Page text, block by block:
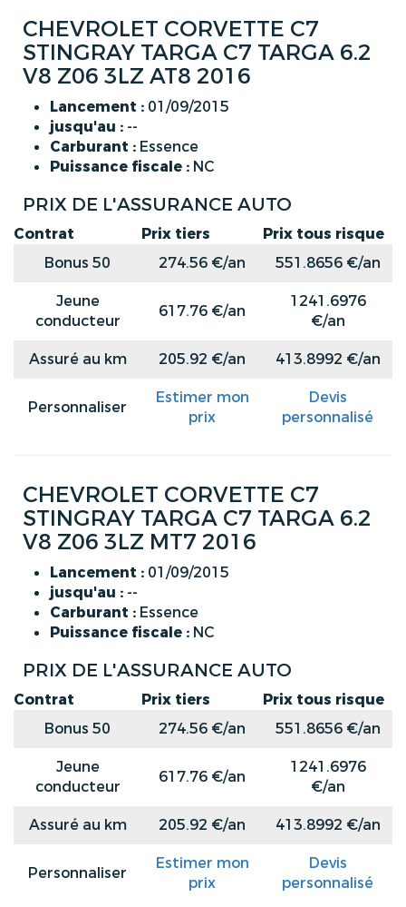
CHEVROLET CORVETTE C7
STINGRAY TARGA C7 TARGA 6.2
V8 Z06 3LZ AT8 2016
Lancement : 01/09/2015
jusqu'au : --
Carburant : Essence
Puissance fiscale : NC
PRIX DE L'ASSURANCE AUTO
Contrat Prix tiers
Prix tous risque
Bonus 50
274.56 €/an
551.8656 €/an
Jeune
conducteur
617.76 €/an
1241.6976
€/an
Assuré au km
205.92 €/an 413.8992 €/an
Personnaliser
Estimer mon
prix
Devis
personnalisé
CHEVROLET CORVETTE C7
STINGRAY TARGA C7 TARGA 6.2
V8 Z06 3LZ MT7 2016
Lancement : 01/09/2015
jusqu'au : --
Carburant : Essence
Puissance fiscale : NC
PRIX DE L'ASSURANCE AUTO
Contrat Prix tiers
Prix tous risque
Bonus 50
274.56 €/an
551.8656 €/an
Jeune
conducteur
617.76 €/an
1241.6976
€/an
Assuré au km
205.92 €/an 413.8992 €/an
Personnaliser
Estimer mon
prix
Devis
personnalisé